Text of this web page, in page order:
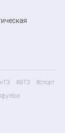
#ВТЗ
#спорт